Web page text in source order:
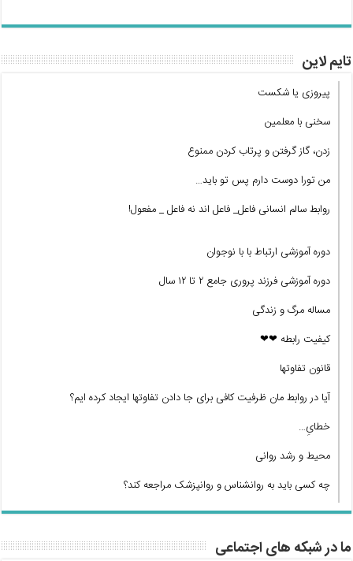
تایم لاین
پیروزی یا شکست
سخنی با معلمین
زدن، گاز گرفتن و پرتاب کردن ممنوع
من تورا دوست دارم پس تو باید…
روابط سالم انسانی فاعل_ فاعل اند نه فاعل _ مفعول!
دوره آموزشی ارتباط با با نوجوان
دوره آموزشی فرزند پروری جامع ۲ تا ۱۲ سال
مساله مرگ و زندگی
کیفیت رابطه ❤❤
قانون تفاوتها
آیا در روابط مان ظرفیت کافی برای جا دادن تفاوتها ایجاد کرده ایم؟
خطایِ…
محیط و رشد روانی
چه کسی باید به روانشناس و روانپزشک مراجعه کند؟
ما در شبکه های اجتماعی